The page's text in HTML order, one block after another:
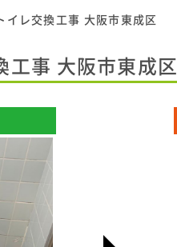
イレ交換工事 大阪市東成区
工事 大阪市東成区